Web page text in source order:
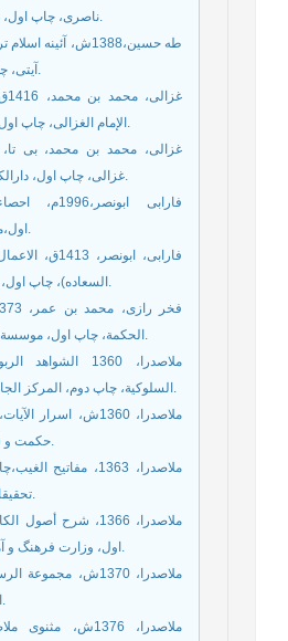
ناصری، چاپ اول، نشر اسلامیه تهران.
طه حسین،1388ش، آئینه
آیتی، چاپ اول، قدس، قم.
الإمام الغزالى، چاپ اول، دار الفكر، بيروت.
غزالی، محمد بن محمد، بی تا،
غزالی، چاپ اول، دارالکتاب العربی بیروت.
فارابی
اول،مکتبه الهلال،بیروت.
فارابی، ابونصر،
السعاده)، چاپ اول، دارالمناهل، بیروت.
الحكمة، چاپ اول، موسسة الصادق (ع)‏، تهران‏.
ملاصدرا، 1360
السلوكية، چاپ دوم، المركز الجامعى للنشر، مشهد‏.
ملاصدرا، 1360ش،
حکمت و فلسفه ایران تهران.
ملاصدرا، 1363،
تحقیقات فرهنگی، تهران.
ملاصدرا، 1366، شرح
اول، وزارت فرهنگ و آموزش عالی تهران.
ملاصدرا، 1370ش،
اول، مصطفوی، قم.
ملاصدرا، 1376ش،